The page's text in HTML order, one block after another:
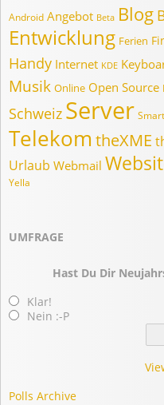
Android Angebot Beta Blog
Entwicklung Ferien
Handy Internet KDE
Musik Online Open Source
Schweiz Server
Telekom theXME
Urlaub Webmail
Yella
UMFRAGE
Hast Du Dir
Klar!
Nein :-P
Polls Archive